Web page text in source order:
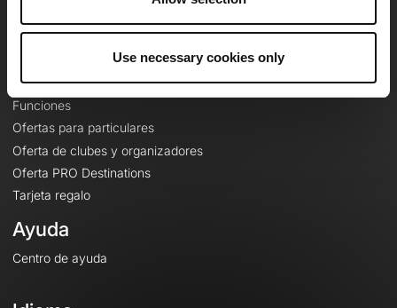
Use necessary cookies only
Le Mag'
Mapas base topográficos
Funciones
Ofertas para particulares
Oferta de clubes y organizadores
Oferta PRO Destinations
Tarjeta regalo
Ayuda
Centro de ayuda